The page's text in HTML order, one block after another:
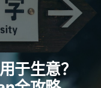
于生意？